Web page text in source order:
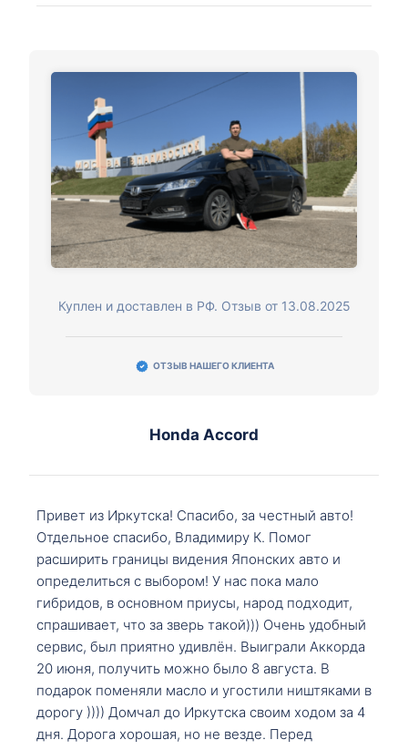
Куплен и доставлен в РФ. Отзыв от 13.08.2025
ОТЗЫВ НАШЕГО КЛИЕНТА
Honda Accord
Привет из Иркутска! Спасибо, за честный авто!
Отдельное спасибо, Владимиру К. Помог
расширить границы видения Японских авто и
определиться с выбором! У нас пока мало
гибридов, в основном приусы, народ подходит,
спрашивает, что за зверь такой))) Очень удобный
сервис, был приятно удивлён. Выиграли Аккорда
20 июня, получить можно было 8 августа. В
подарок поменяли масло и угостили ништяками в
дорогу )))) Домчал до Иркутска своим ходом за 4
дня. Дорога хорошая, но не везде. Перед